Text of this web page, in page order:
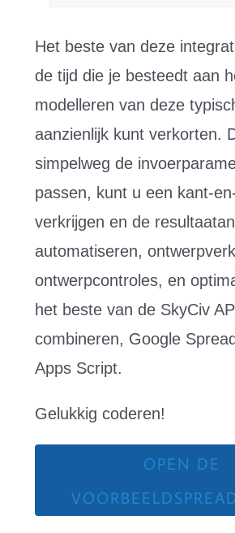
Het beste van deze
de tijd die je besteedt aan
modelleren van deze
aanzienlijk kunt verkorten.
simpelweg de
passen, kunt u een kant-
verkrijgen en de
automatiseren,
ontwerpcontroles, en
het beste van de SkyCiv
combineren, Google
Apps Script.
Gelukkig coderen!
OPEN DE